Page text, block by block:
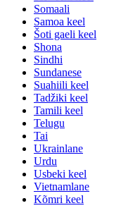
Somaali
Samoa keel
Šoti gaeli keel
Shona
Sindhi
Sundanese
Suahiili keel
Tadžiki keel
Tamili keel
Telugu
Tai
Ukrainlane
Urdu
Usbeki keel
Vietnamlane
Kõmri keel